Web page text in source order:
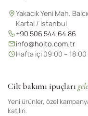
Cilt bakımı ipuçları
Yeni ürünler, özel
katılın.
Yakacık Yeni Mah.
Kartal / İstanbul
+90 506 544 64 86
info@hoito.com.tr
Hafta içi 09:00 – 18:00